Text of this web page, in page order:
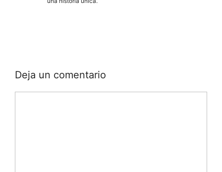
Deja un comentario